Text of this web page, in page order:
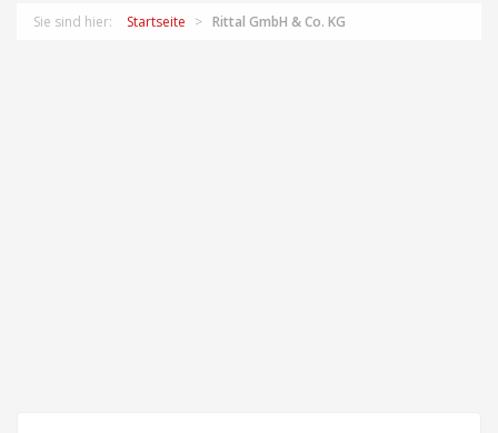
Sie sind hier: Startseite Rittal GmbH & Co. KG